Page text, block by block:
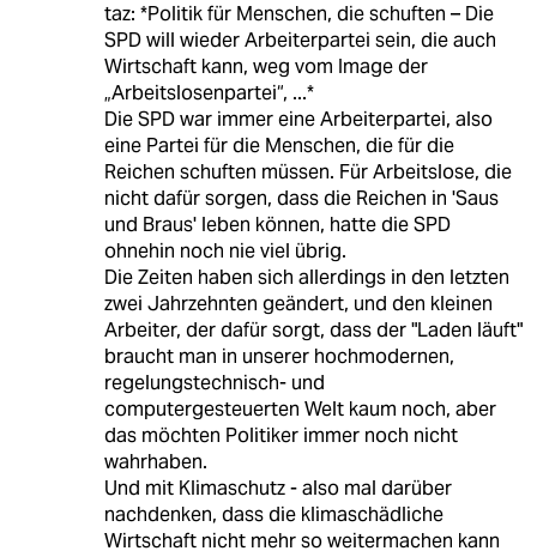
taz: *Politik für Menschen, die schuften – Die
SPD will wieder Arbeiterpartei sein, die auch
Wirtschaft kann, weg vom Image der
„Arbeitslosenpartei“, ...*
Die SPD war immer eine Arbeiterpartei, also
eine Partei für die Menschen, die für die
Reichen schuften müssen. Für Arbeitslose, die
nicht dafür sorgen, dass die Reichen in 'Saus
und Braus' leben können, hatte die SPD
ohnehin noch nie viel übrig.
Die Zeiten haben sich allerdings in den letzten
zwei Jahrzehnten geändert, und den kleinen
Arbeiter, der dafür sorgt, dass der "Laden läuft"
braucht man in unserer hochmodernen,
regelungstechnisch- und
computergesteuerten Welt kaum noch, aber
das möchten Politiker immer noch nicht
wahrhaben.
Und mit Klimaschutz - also mal darüber
nachdenken, dass die klimaschädliche
Wirtschaft nicht mehr so weitermachen kann